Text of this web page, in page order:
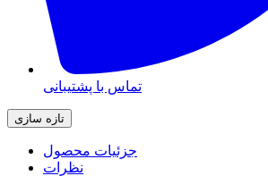
تماس با پشتیبانی
جزئیات محصول
نظرات